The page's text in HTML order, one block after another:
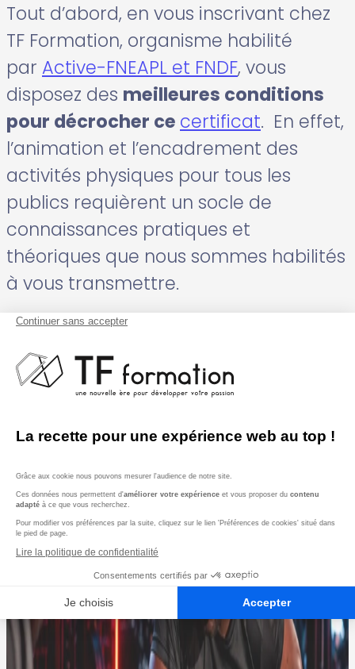
Tout d’abord, en vous inscrivant chez
TF Formation, organisme habilité
par Active-FNEAPL et FNDF, vous
disposez des meilleures conditions
pour décrocher ce certificat. En effet,
l’animation et l’encadrement des
activités physiques pour tous les
publics requièrent un socle de
connaissances pratiques et
théoriques que nous sommes habilités
à vous transmettre.